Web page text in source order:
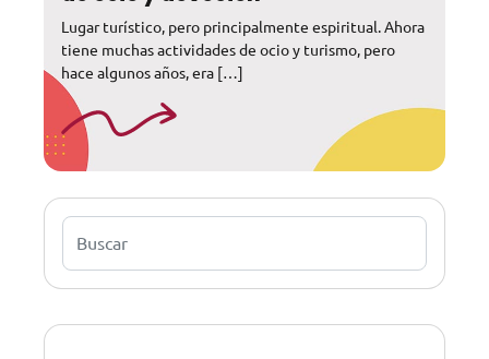
Lugar turístico, pero principalmente espiritual. Ahora
tiene muchas actividades de ocio y turismo, pero
hace algunos años, era […]
Buscar